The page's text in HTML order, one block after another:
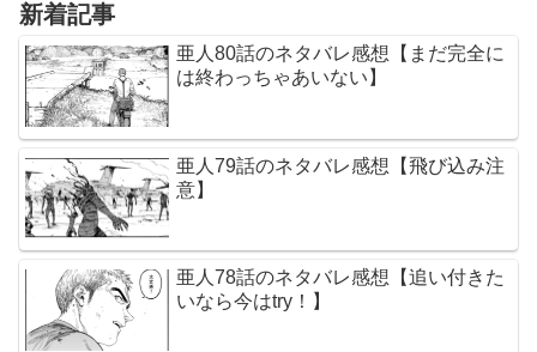
新着記事
亜人80話のネタバレ感想【まだ完全に
は終わっちゃあいない】
亜人79話のネタバレ感想【飛び込み注
意】
亜人78話のネタバレ感想【追い付きた
いなら今はtry！】